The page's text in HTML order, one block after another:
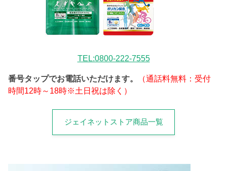
TEL:0800-222-7555
番号タップでお電話いただけます。
（通話料無料：受付
時間12時～18時※土日祝は除く）
ジェイネットストア商品一覧